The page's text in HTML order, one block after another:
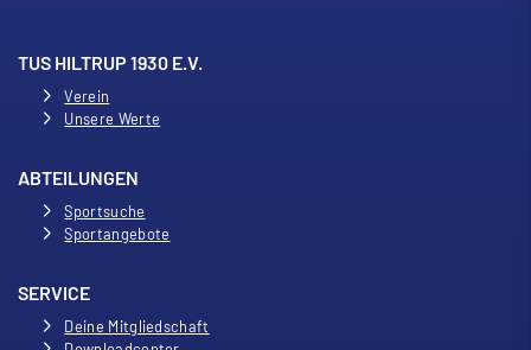
TUS HILTRUP 1930 E.V.
Verein
Unsere Werte
ABTEILUNGEN
Sportsuche
Sportangebote
SERVICE
Deine Mitgliedschaft